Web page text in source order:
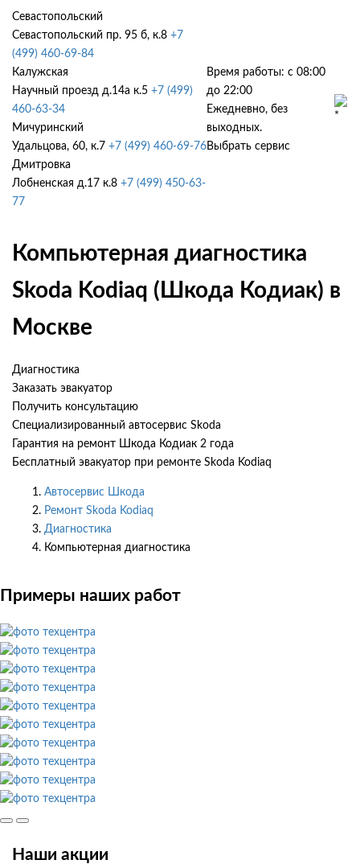
Севастопольский
Севастопольский пр. 95 б, к.8 +7
(499) 460-69-84
Калужская
Научный проезд д.14а к.5 +7 (499)
460-63-34
Мичуринский
Удальцова, 60, к.7 +7 (499) 460-69-76
Дмитровка
Лобненская д.17 к.8 +7 (499) 450-63-
77
Время работы: с 08:00
до 22:00
Ежедневно, без
выходных.
Выбрать сервис
Компьютерная диагностика
Skoda Kodiaq (Шкода Кодиак) в
Москве
Диагностика
Заказать эвакуатор
Получить консультацию
Специализированный автосервис Skoda
Гарантия на ремонт Шкода Кодиак 2 года
Бесплатный эвакуатор при ремонте Skoda Kodiaq
Автосервис Шкода
Ремонт Skoda Kodiaq
Диагностика
Компьютерная диагностика
Примеры наших работ
Наши акции